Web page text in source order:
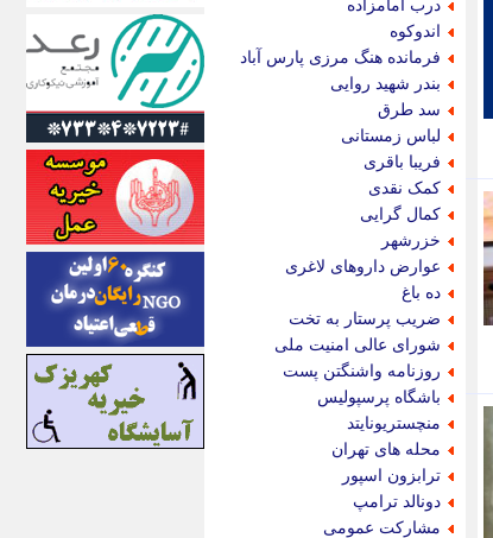
درب امامزاده
اندوکوه
فرمانده هنگ مرزی پارس آباد
بندر شهید روایی
سد طرق
لباس زمستانی
فریبا باقری
کمک نقدی
کمال گرایی
خزرشهر
عوارض داروهای لاغری
ده باغ
ضریب پرستار به تخت
شورای عالی امنیت ملی
روزنامه واشنگتن پست
باشگاه پرسپولیس
منچستریونایتد
محله های تهران
ترابزون اسپور
دونالد ترامپ
مشارکت عمومی
ایران فوری
ایرانی روز
ایرانیتال
ایرنا
ایسکانیوز
ایسنا
ایکنا
ایلنا
اینتیتر
ایونا نیوز
بازتاب آنلاین
باشگاه خبرنگاران
باغستان نیوز
بامبوک
ببین و بخون
بدینسان
بنکر